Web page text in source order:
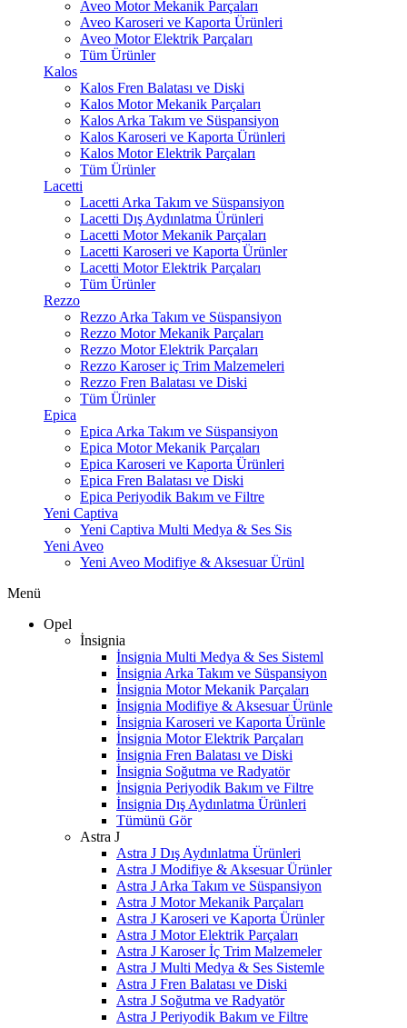
Aveo Motor Mekanik Parçaları
Aveo Karoseri ve Kaporta Ürünleri
Aveo Motor Elektrik Parçaları
Tüm Ürünler
Kalos
Kalos Fren Balatası ve Diski
Kalos Motor Mekanik Parçaları
Kalos Arka Takım ve Süspansiyon
Kalos Karoseri ve Kaporta Ürünleri
Kalos Motor Elektrik Parçaları
Tüm Ürünler
Lacetti
Lacetti Arka Takım ve Süspansiyon
Lacetti Dış Aydınlatma Ürünleri
Lacetti Motor Mekanik Parçaları
Lacetti Karoseri ve Kaporta Ürünler
Lacetti Motor Elektrik Parçaları
Tüm Ürünler
Rezzo
Rezzo Arka Takım ve Süspansiyon
Rezzo Motor Mekanik Parçaları
Rezzo Motor Elektrik Parçaları
Rezzo Karoser iç Trim Malzemeleri
Rezzo Fren Balatası ve Diski
Tüm Ürünler
Epica
Epica Arka Takım ve Süspansiyon
Epica Motor Mekanik Parçaları
Epica Karoseri ve Kaporta Ürünleri
Epica Fren Balatası ve Diski
Epica Periyodik Bakım ve Filtre
Yeni Captiva
Yeni Captiva Multi Medya & Ses Sis
Yeni Aveo
Yeni Aveo Modifiye & Aksesuar Ürünl
Menü
Opel
İnsignia
İnsignia Multi Medya & Ses Sisteml
İnsignia Arka Takım ve Süspansiyon
İnsignia Motor Mekanik Parçaları
İnsignia Modifiye & Aksesuar Ürünle
İnsignia Karoseri ve Kaporta Ürünle
İnsignia Motor Elektrik Parçaları
İnsignia Fren Balatası ve Diski
İnsignia Soğutma ve Radyatör
İnsignia Periyodik Bakım ve Filtre
İnsignia Dış Aydınlatma Ürünleri
Tümünü Gör
Astra J
Astra J Dış Aydınlatma Ürünleri
Astra J Modifiye & Aksesuar Ürünler
Astra J Arka Takım ve Süspansiyon
Astra J Motor Mekanik Parçaları
Astra J Karoseri ve Kaporta Ürünler
Astra J Motor Elektrik Parçaları
Astra J Karoser İç Trim Malzemeler
Astra J Multi Medya & Ses Sistemle
Astra J Fren Balatası ve Diski
Astra J Soğutma ve Radyatör
Astra J Periyodik Bakım ve Filtre